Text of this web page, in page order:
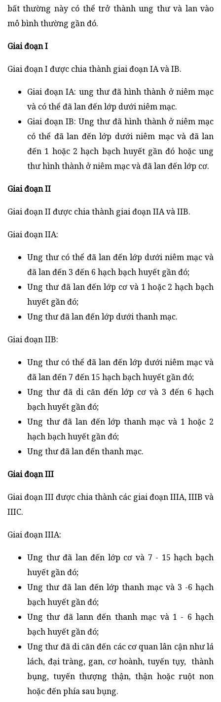
bất thường này có thể trở thành ung thư và lan vào
mô bình thường gần đó.
Giai đoạn I
Giai đoạn I được chia thành giai đoạn IA và IB.
Giai đoạn IA: ung thư đã hình thành ở niêm mạc
và có thể đã lan đến lớp dưới niêm mạc.
Giai đoạn IB: Ung thư đã hình thành ở niêm mạc
có thể đã lan đến lớp dưới niêm mạc và đã lan
đến 1 hoặc 2 hạch bạch huyết gần đó hoặc ung
thư hình thành ở niêm mạc và đã lan đến lớp cơ.
Giai đoạn II
Giai đoạn II được chia thành giai đoạn IIA và IIB.
Giai đoạn IIA:
Ung thư có thể đã lan đến lớp dưới niêm mạc và
đã lan đến 3 đến 6 hạch bạch huyết gần đó;
Ung thư đã lan đến lớp cơ và 1 hoặc 2 hạch bạch
huyết gần đó;
Ung thư đã lan đến lớp dưới thanh mạc.
Giai đoạn IIB:
Ung thư có thể đã lan đến lớp dưới niêm mạc và
đã lan đến 7 đến 15 hạch bạch huyết gần đó;
Ung thư đã di căn đến lớp cơ và 3 đến 6 hạch
bạch huyết gần đó;
Ung thư đã lan đến lớp thanh mạc và 1 hoặc 2
hạch bạch huyết gần đó;
Ung thư đã lan đến thanh mạc.
Giai đoạn III
Giai đoạn III được chia thành các giai đoạn IIIA, IIIB và
IIIC.
Giai đoạn IIIA:
Ung thư đã lan đến lớp cơ và 7 - 15 hạch bạch
huyết gần đó;
Ung thư đã lan đến lớp thanh mạc và 3 -6 hạch
bạch huyết gần đó;
Ung thư đã lann đến thanh mạc và 1 - 6 hạch
bạch huyết gần đó;
Ung thư đã di căn đến các cơ quan lân cận như lá
lách, đại tràng, gan, cơ hoành, tuyến tụy, thành
bụng, tuyến thượng thận, thận hoặc ruột non
hoặc đến phía sau bụng.